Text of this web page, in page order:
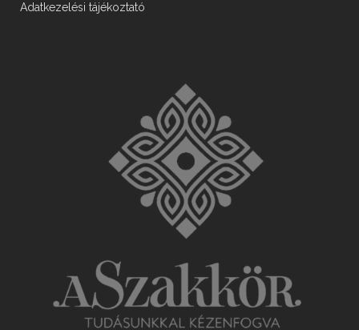
Adatkezelési tájékoztató